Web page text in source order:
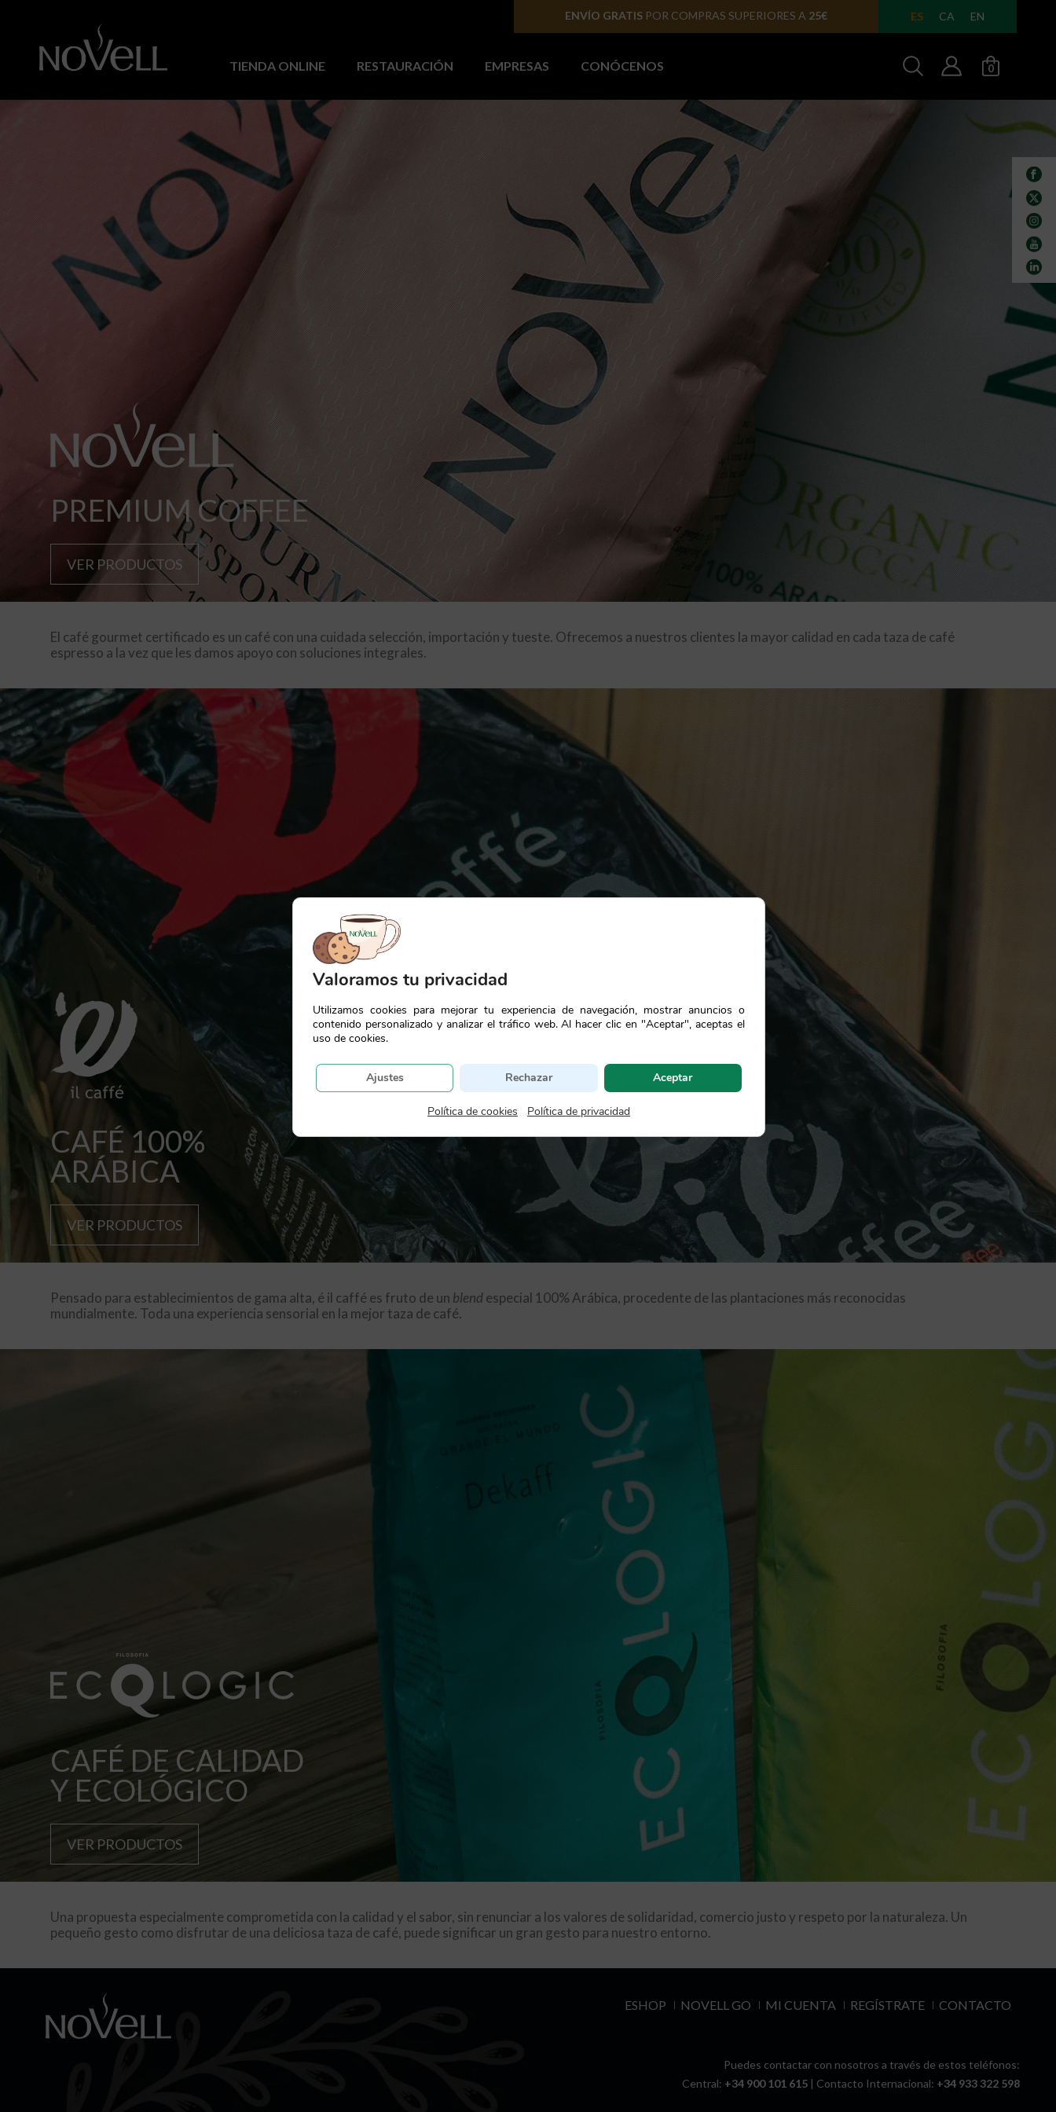
TIENDA ONLINE RESTAURACIÓN EMPRESAS CONÓCENOS
ENVÍOS A PENÍNSULA EN 24/48 HORAS ES CA EN
0
PREMIUM COFFEE
VER PRODUCTOS
El café gourmet certificado es un café con una cuidada selección, importación y tueste. Ofrecemos a nuestros clientes la mayor calidad en cada taza de café
espresso a la vez que les damos apoyo con soluciones integrales.
CAFÉ 100%
ARÁBICA
VER PRODUCTOS
Pensado para establecimientos de gama alta, é il caffé es fruto de un blendespecial 100% Arábica, procedente de las plantaciones más reconocidas
mundialmente. Toda una experiencia sensorial en la mejor taza de café.
CAFÉ DE CALIDAD
Y ECOLÓGICO
VER PRODUCTOS
Una propuesta especialmente comprometida con la calidad y el sabor, sin renunciar a los valores de solidaridad, comercio justo y respeto por la naturaleza. Un
pequeño gesto como disfrutar de una deliciosa taza de café, puede significar un gran gesto para nuestro entorno.
ESHOP NOVELL GO MI CUENTA REGÍSTRATE CONTACTO
Puedes contactar con nosotros a través de estos teléfonos:
Central: +34 900 101 615| Contacto Internacional: +34 933 322 598
Valoramos tu privacidad
Utilizamos cookies para mejorar tu experiencia de navegación, mostrar anuncios o
contenido personalizado y analizar el tráfico web. Al hacer clic en "Aceptar", aceptas el
uso de cookies.
Aceptar
Rechazar
Ajustes
Política de cookies Política de privacidad